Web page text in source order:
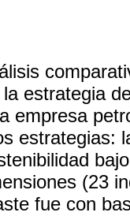
estrategia
empresa
estrategias:
(23
fue con